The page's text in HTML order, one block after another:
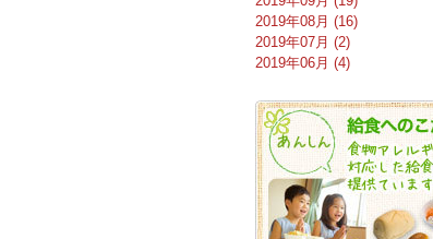
2019年08月 (16)
2019年07月 (2)
2019年06月 (4)